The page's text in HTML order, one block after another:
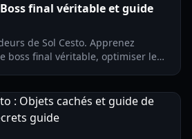
Boss final véritable et guide
de Sol Cesto. Apprenez
boss final véritable, optimiser le